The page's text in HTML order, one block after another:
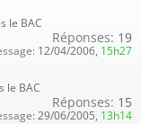
le BAC
Réponses: 19
12/04/2006, 15h27
le BAC
Réponses: 15
29/06/2005, 13h14